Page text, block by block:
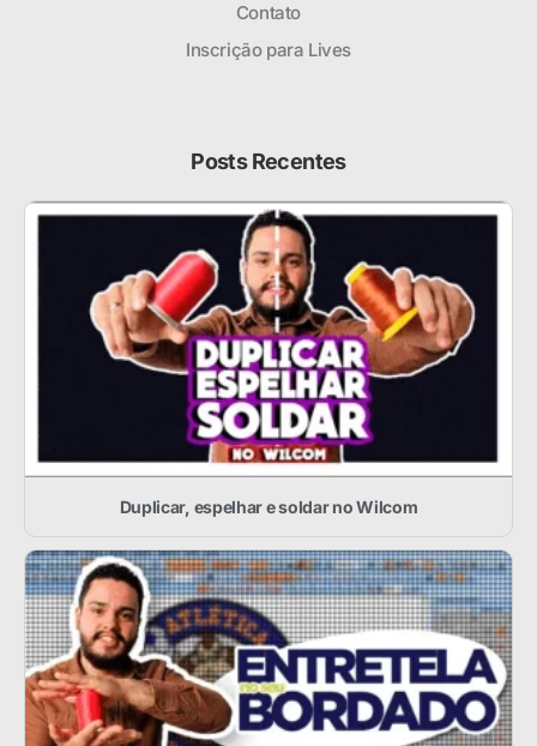
Contato
Inscrição para Lives
Posts Recentes
Duplicar, espelhar e soldar no Wilcom